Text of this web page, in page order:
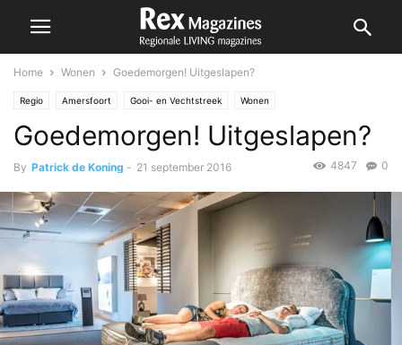
Home Wonen Goedemorgen! Uitgeslapen?
Regio Amersfoort Gooi- en Vechtstreek Wonen
Goedemorgen! Uitgeslapen?
By Patrick de Koning - 21 september 2016 0
4847